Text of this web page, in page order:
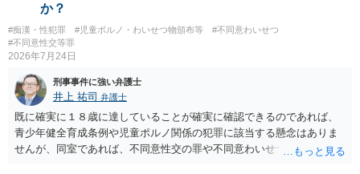
か？
#痴漢・性犯罪 #児童ポルノ・わいせつ物頒布等
#不同意わいせつ
#不同意性交等罪
2026年7月24日
刑事事件に強い弁護士
井上 祐司 弁護士
既に確実に１８歳に達していることが確実に確認できるのであれば、
青少年健全育成条例や児童ポルノ関係の犯罪に該当する懸念はありま
せんが、同室であれば、不同意性交の罪や不同意わいせつの罪の問題